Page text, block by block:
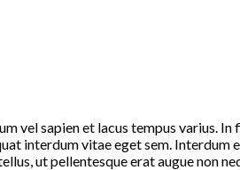
sapien et lacus tempus varius.
interdum vitae eget sem.
ut pellentesque erat augue non